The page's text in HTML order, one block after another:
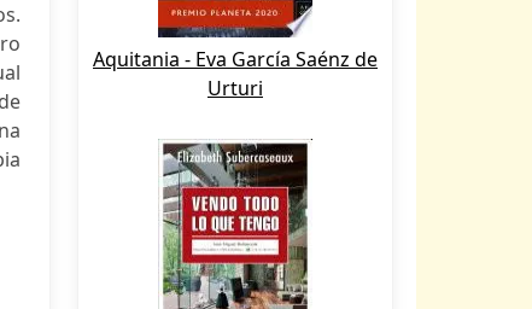
Aquitania - Eva García Saénz de
Urturi